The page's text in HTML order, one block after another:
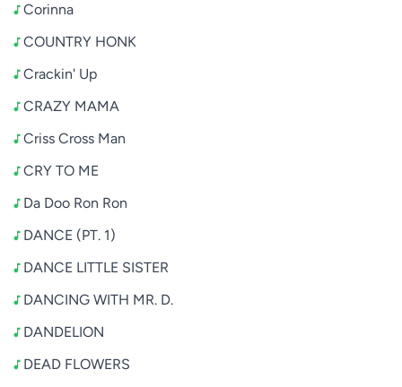
Corinna
COUNTRY HONK
Crackin' Up
CRAZY MAMA
Criss Cross Man
CRY TO ME
Da Doo Ron Ron
DANCE (PT. 1)
DANCE LITTLE SISTER
DANCING WITH MR. D.
DANDELION
DEAD FLOWERS